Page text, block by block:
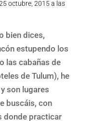
octubre, 2015 a las
bien dices,
estupendo los
las cabañas de
de Tulum), he
son lugares
buscáis, con
donde practicar